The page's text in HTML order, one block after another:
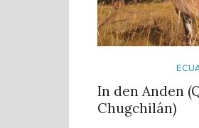
In den Anden
Chugchilán)